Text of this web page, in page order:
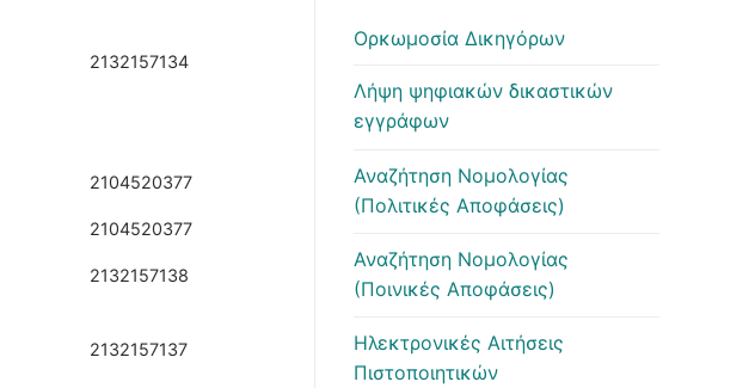
2132157134
2104520377
2104520377
2132157138
2132157137
Ορκωμοσία Δικηγόρων
Λήψη ψηφιακών δικαστικών
εγγράφων
Αναζήτηση Νομολογίας
(Πολιτικές Αποφάσεις)
Αναζήτηση Νομολογίας
(Ποινικές Αποφάσεις)
Ηλεκτρονικές Αιτήσεις
Πιστοποιητικών